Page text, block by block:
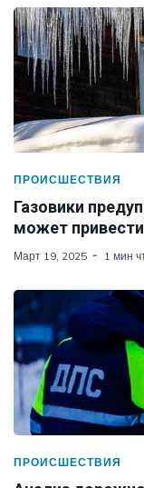
ПРОИСШЕСТВИЯ
Газовики
может
Март 19, 2025 1 мин
ПРОИСШЕСТВИЯ